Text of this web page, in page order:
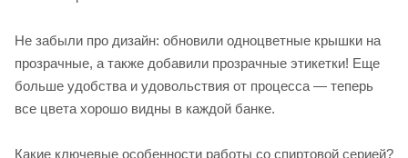
Не забыли про дизайн: обновили одноцветные крышки на
прозрачные, а также добавили прозрачные этикетки! Еще
больше удобства и удовольствия от процесса — теперь
все цвета хорошо видны в каждой банке.
Какие ключевые особенности работы со спиртовой серией?